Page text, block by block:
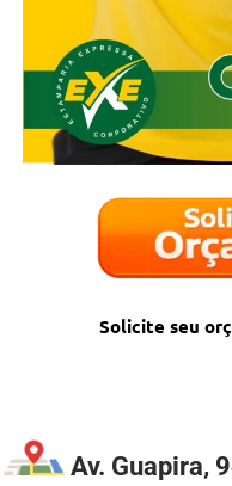
Solicite seu
Av. Guapira,